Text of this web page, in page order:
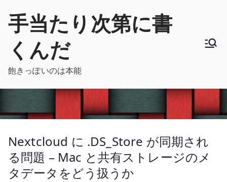
手当たり次第に書
くんだ
飽きっぽいのは本能
Nextcloud に .DS_Store が同期され
る問題 – Mac と共有ストレージのメ
タデータをどう扱うか